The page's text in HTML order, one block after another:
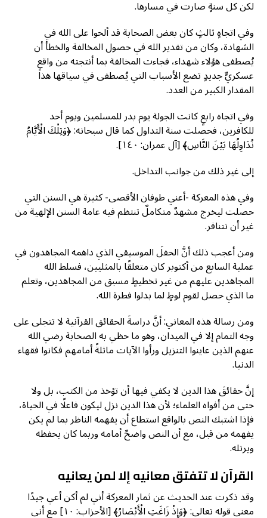
لكن كل سنةٍ صارت في مسارها.
وفي اتجاهٍ ثالثٍ كان بعض الصحابة قد ألحوا على الله في
الشهادة، وكان من تقدير الله في حصول المخالفة والخطأ أن
يُصطفى هؤلاء شهداء، فجاءت المخالفة بما أنتجته من واقعٍ
عسكريٍّ جديدٍ تضع الأسباب التي يُصطفى في سياقها هذا
المقدار الكبير من العدد.
وفي اتجاه رابعٍ كانت الجولة يوم بدر للمسلمين ويوم أحد
للكافرين، فحصلت سنة التداول كما قال سبحانه: ﴿وَتِلْكَ الْأَيَّامُ
نُدَاوِلُهَا بَيْنَ النَّاسِ﴾ [آل عمران: ١٤٠].
إلى غير ذلك من جوانب التداخل.
وفي هذه المعركة -أعني طوفان الأقصى- كثيرة هي السنن التي
حصلت ليخرج مشهدٌ متكاملٌ تنتظم فيه عامة السنن الإلهية من
غير أن تتنافر.
ومن أعجب ذلك أنَّ الحفلَ الموسيقي الذي داهمه المجاهدون في
عملية السابع من أكتوبر كان متعلقًا بالمثليين، فسلط الله
المجاهدين عليهم من غير تخطيطٍ مسبق من المجاهدين، وتعلم
ما الذي حصل لقوم لوطٍ لما بدلوا فطرة الله.
ومن رسالة هذه المعاني: أنَّ دراسةَ الحقائق القرآنية لا تتجلى على
وجه التمام إلا في الميدان، وهو ما حظي به الصحابة رضي الله
عنهم الذين عاينوا التنزيل ورأوا الآيات ماثلةً أمامهم فكانوا فقهاء
الدنيا.
إنَّ حقائقَ هذا الدين لا يكفي فيها أن تؤخذ من الكتب، بل ولا
حتى من أفواه العلماء؛ لأن هذا الدين نزل ليكون فاعلًا في الحياة،
فإذا اشتبك النص بالواقع استطاع أن يفهمه الناظر بما لم يكن
يفهمه من قبل، مع أن النص واضحٌ أمامه وربما كان يحفظه
ويرتله.
القرآن لا تتفتق معانيه إلا لمن يعانيه
وقد ذكرت عند الحديث عن ثمار المعركة أني لم أكن أعي جيدًا
معنى قوله تعالى: ﴿وَإِذْ زَاغَتِ الْأَبْصَارُ﴾ [الأحزاب: ١٠] مع أني